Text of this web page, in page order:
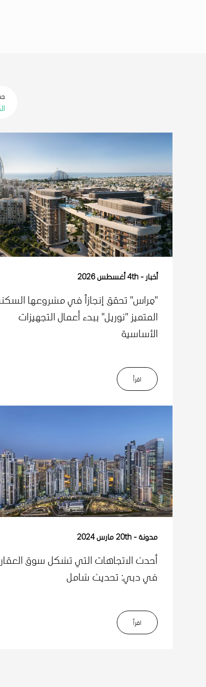
أخبار 4th أغسطس 2026
"مِراس" تحقق إنجازاً في مشروعها
المتميز "نوريل" ببدء أعمال التجهيزات
الأساسية
اﻗﺮأ
مدونة 20th مارس 2024
أحدث الاتجاهات التي تشكل سوق
في دبي: تحديث شامل
اﻗﺮأ